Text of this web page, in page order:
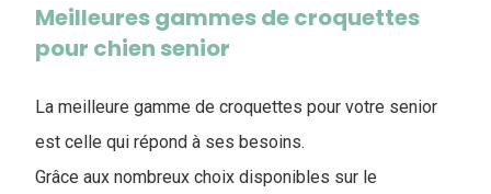
Meilleures gammes de croquettes
pour chien senior
La meilleure gamme de croquettes pour votre senior
est celle qui répond à ses besoins.
Grâce aux nombreux choix disponibles sur le